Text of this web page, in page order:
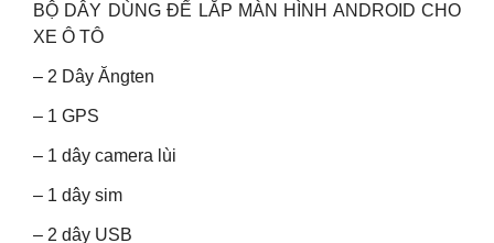
BỘ DÂY DÙNG ĐỂ LẮP MÀN HÌNH ANDROID CHO
XE Ô TÔ
– 2 Dây Ăngten
– 1 GPS
– 1 dây camera lùi
– 1 dây sim
– 2 dây USB